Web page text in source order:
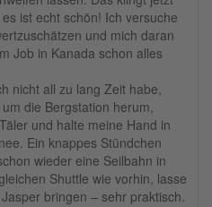
ist echt schön! Ich versuche
und mich daran
Job in Kanada schon alles
nicht all zu lang Zeit habe,
die Bergstation herum,
und halte meine Hand in
Ein knappes Stündchen
wieder eine Seilbahn in
Shuttle wie vorhin, lasse
bringen – sehr praktisch.